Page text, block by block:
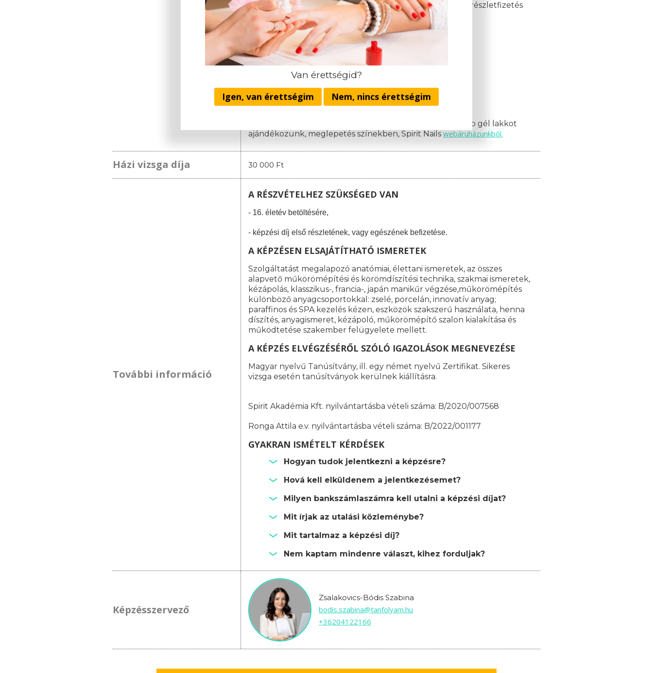
Van érettségid?
Igen, van érettségim Nem, nincs érettségim
Amennyiben nem egyösszegű befizetést választ, akkor a részletfizetés
az alábbiak szerint alakul:
1. részlet: 19.000 Ft(a jelentkezéskor)
2. részlet: 130.000 Ft(a képzés megnyitójáig)
3. részlet:100.000 Ft
(a negyedik oktatási napig)
4. részlet
100.000 Ft(a nyolcadik oktatási napig)
Nincsenek rejtett költségek és rejtett információk!
Egyösszegű befizetés esetén minden hallgatónknak 10 db gél lakkot
ajándékozunk, meglepetés színekben, Spirit Nails webáruházunkból.
Házi vizsga díja 30 000 Ft
További információ
A RÉSZVÉTELHEZ SZÜKSÉGED VAN
- 16. életév betöltésére,
- képzési díj első részletének, vagy egészének befizetése.
A KÉPZÉSEN ELSAJÁTÍTHATÓ ISMERETEK
Szolgáltatást megalapozó anatómiai, élettani ismeretek, az összes
alapvető műkörömépítési és körömdíszítési technika, szakmai ismeretek,
kézápolás, klasszikus-, francia-, japán manikűr végzése,műkörömépítés
különböző anyagcsoportokkal: zselé, porcelán, innovatív anyag;
paraffinos és SPA kezelés kézen, eszközök szakszerű használata, henna
díszítés, anyagismeret, kézápoló, műkörömépítő szalon kialakítása és
működtetése szakember felügyelete mellett.
A KÉPZÉS ELVÉGZÉSÉRŐL SZÓLÓ IGAZOLÁSOK MEGNEVEZÉSE
Magyar nyelvű Tanúsítvány, ill. egy német nyelvű Zertifikat. Sikeres
vizsga esetén tanúsítványok kerülnek kiállításra.
Spirit Akadémia Kft. nyilvántartásba vételi száma: B/2020/007568
Ronga Attila e.v. nyilvántartásba vételi száma: B/2022/001177
GYAKRAN ISMÉTELT KÉRDÉSEK
Hogyan tudok jelentkezni a képzésre?
Hová kell elküldenem a jelentkezésemet?
Milyen bankszámlaszámra kell utalni a képzési díjat?
Mit írjak az utalási közleménybe?
Mit tartalmaz a képzési díj?
Nem kaptam mindenre választ, kihez forduljak?
Képzésszervező
Zsalakovics-Bódis Szabina
bodis.szabina@tanfolyam.hu
+36204122166